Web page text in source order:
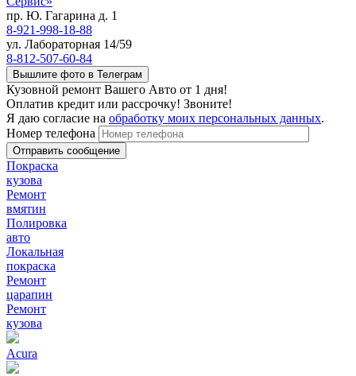
пр. Ю. Гагарина д. 1
8-921-998-18-88
ул. Лабораторная 14/59
8-812-507-60-84
Вышлите фото в Телеграм
Кузовной ремонт Вашего Авто от 1 дня!
Оплатив кредит или рассрочку! Звоните!
Я даю согласие на обработку моих персональных данных.
Номер телефона
Покраска
кузова
Ремонт
вмятин
Полировка
авто
Локальная
покраска
Ремонт
царапин
Ремонт
кузова
Acura